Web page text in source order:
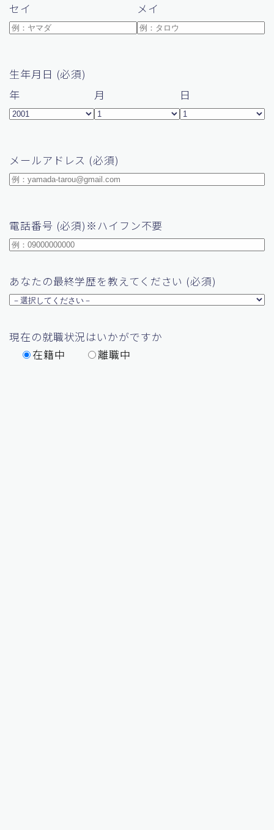
セイ
メイ
生年月日 (必須)
年
月 日
メールアドレス (必須)
電話番号 (必須)※ハイフン不要
あなたの最終学歴を教えてください (必須)
現在の就職状況はいかがですか
在籍中
離職中